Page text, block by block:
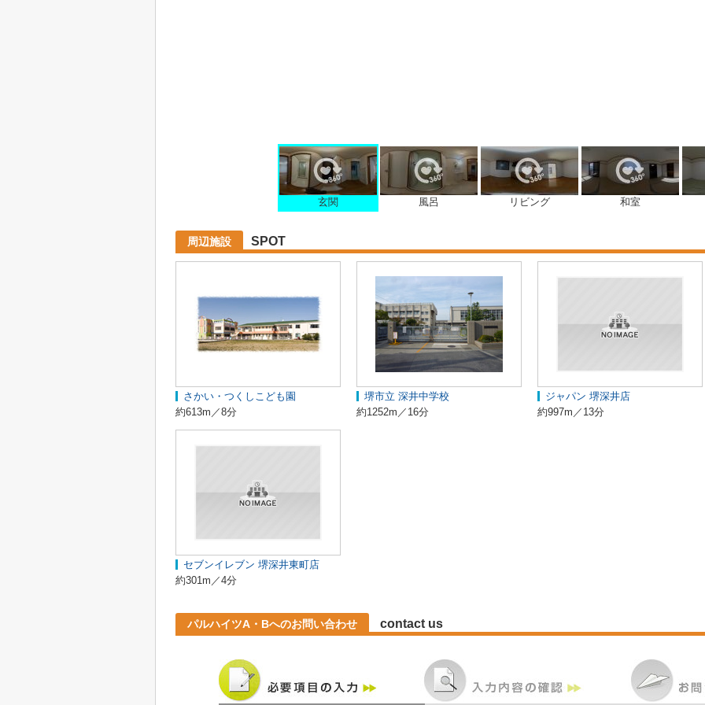
玄関 風呂 リビング 和室
周辺施設 SPOT
さかい・つくしこども園
約613m／8分
堺市立 深井中学校
約1252m／16分
ジャパン 堺深井店
約997m／13分
セブンイレブン 堺深井東町店
約301m／4分
パルハイツA・Bへのお問い合わせ contact us